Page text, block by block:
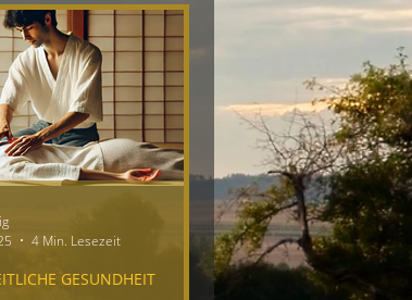
GESUNDHEIT
4 Min. Lesezeit